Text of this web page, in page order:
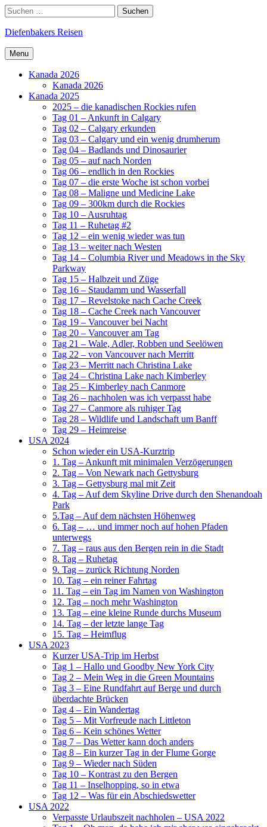
Skip
to
content
Search
Suchen
nach:
Diefenbakers Reisen
Menu
Kanada 2026
Kanada 2026
Kanada 2025
2025 – die kanadischen Rockies rufen
Tag 01 – Ankunft in Calgary
Tag 02 – Calgary erkunden
Tag 03 – Calgary und ein wenig drumherum
Tag 04 – Badlands und Dinosaurier
Tag 05 – auf nach Norden
Tag 06 – endlich in den Rockies
Tag 07 – die erste Woche ist schon vorbei
Tag 08 – Maligne und Medicine Lake
Tag 09 – 300km durch die Rockies
Tag 10 – Ausruhtag
Tag 11 – Ruhetag #2
Tag 12 – ein wenig wieder was tun
Tag 13 – weiter nach Westen
Tag 14 – Columbia River und Meadows in the Sky
Parkway
Tag 15 – Halbzeit und Züge
Tag 16 – Staudamm und Wasserfall
Tag 17 – Revelstoke nach Cache Creek
Tag 18 – Cache Creek nach Vancouver
Tag 19 – Vancouver bei Nacht
Tag 20 – Vancouver am Tag
Tag 21 – Wale, Adler, Robben und Seelöwen
Tag 22 – von Vancouver nach Merritt
Tag 23 – Merritt nach Christina Lake
Tag 24 – Christina Lake nach Kimberley
Tag 25 – Kimberley nach Canmore
Tag 26 – nachholen was ich verpasst habe
Tag 27 – Canmore als ruhiger Tag
Tag 28 – Wildlife und Landschaft um Banff
Tag 29 – Heimreise
USA 2024
Schon wieder ein USA-Kurztrip
1. Tag – Ankunft mit minimalen Verzögerungen
2. Tag – Von Newark nach Gettysburg
3. Tag – Gettysburg mal mit Zeit
4. Tag – Auf dem Skyline Drive durch den Shenandoah
Park
5.Tag – Auf dem nächsten Höhenweg
6. Tag – … und immer noch auf hohen Pfaden
unterwegs
7. Tag – raus aus den Bergen rein in die Stadt
8. Tag – Ruhetag
9. Tag – zurück Richtung Norden
10. Tag – ein reiner Fahrtag
11. Tag – ein Tag im Namen von Washington
12. Tag – noch mehr Washington
13. Tag – eine kleine Runde durchs Museum
14. Tag – der letzte lange Tag
15. Tag – Heimflug
USA 2023
Kurzer USA-Trip im Herbst
Tag 1 – Hallo und Goodby New York City
Tag 2 – Mein Weg in die Green Mountains
Tag 3 – Eine Rundfahrt auf Berge und durch
überdachte Brücken
Tag 4 – Ein Wandertag
Tag 5 – Mit Vorfreude nach Littleton
Tag 6 – Kein schönes Wetter
Tag 7 – Das Wetter kann doch anders
Tag 8 – Ein kurzer Tag in der Flume Gorge
Tag 9 – Wieder nach Süden
Tag 10 – Kontrast zu den Bergen
Tag 11 – Inselhopping, so in etwa
Tag 12 – Was für ein Abschiedswetter
USA 2022
Verpasste Urlaubszeit nachholen – USA 2022